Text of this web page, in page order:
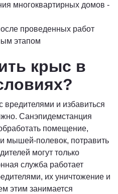
многоквартирных домов -
проведенных работ
этапом
крыс в
вредителями и избавиться
Санэпидемстанция
помещение,
мышей-полевок, потравить
могут только
служба работает
их уничтожение и
этим занимается